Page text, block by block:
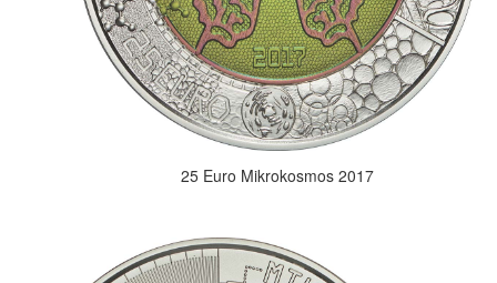
25 Euro Mikrokosmos 2017